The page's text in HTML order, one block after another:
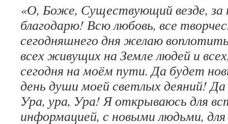
«О, Боже, Существующий везде, за
благодарю! Всю любовь, все
сегодняшнего дня желаю
всех живущих на Земле людей и
сегодня на моём пути. Да будет
день души моей светлых деяний!
Ура, ура, Ура! Я открываюсь для
информацией, с новыми людьми, для